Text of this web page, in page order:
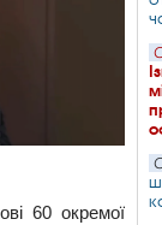
60 окремої